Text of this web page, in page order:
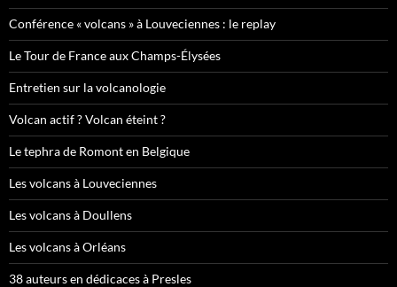
Conférence « volcans » à Louveciennes : le replay
Le Tour de France aux Champs-Élysées
Entretien sur la volcanologie
Volcan actif ? Volcan éteint ?
Le tephra de Romont en Belgique
Les volcans à Louveciennes
Les volcans à Doullens
Les volcans à Orléans
38 auteurs en dédicaces à Presles